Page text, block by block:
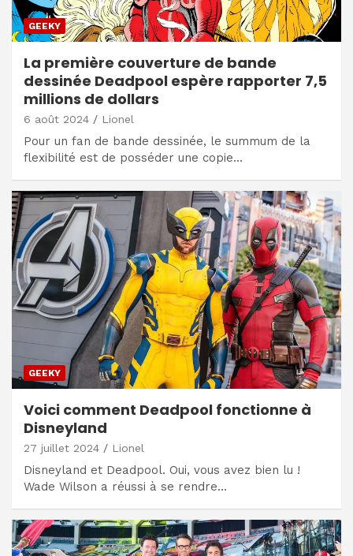
GEEKY
La première couverture de bande
dessinée Deadpool espère rapporter 7,5
millions de dollars
6 août 2024 Lionel
Pour un fan de bande dessinée, le summum de la
flexibilité est de posséder une copie…
GEEKY
Voici comment Deadpool fonctionne à
Disneyland
27 juillet 2024 Lionel
Disneyland et Deadpool. Oui, vous avez bien lu !
Wade Wilson a réussi à se rendre…